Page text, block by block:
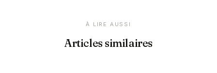
À LIRE AUSSI
Articles similaires